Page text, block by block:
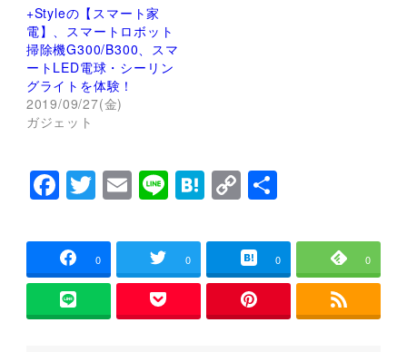
開
き
ま
す
)
新
し
い
ウ
ィ
ン
ド
ウ
で
開
)
+Styleの【スマート家
電】、スマートロボット
掃除機G300/B300、スマ
ートLED電球・シーリン
グライトを体験！
2019/09/27(金)
ガジェット
F
a
c
e
b
o
T
wi
tt
er
E
m
ai
l
Li
n
e
H
at
e
n
C
o
p
y
Li
n
共
0 0 0 0